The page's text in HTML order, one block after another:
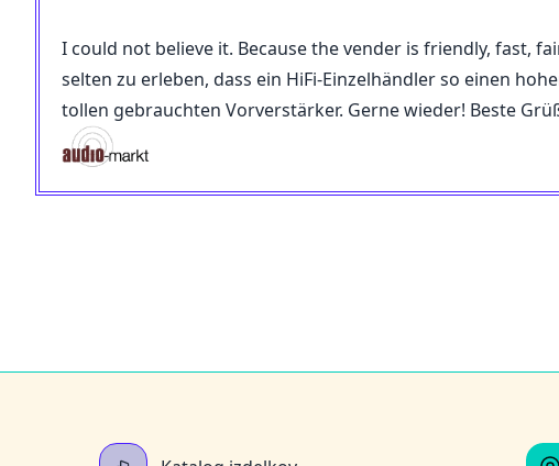
I could not believe it. Because the vender is friendly, fast,
selten zu erleben, dass ein HiFi-Einzelhändler so einen
tollen gebrauchten Vorverstärker. Gerne wieder! Beste